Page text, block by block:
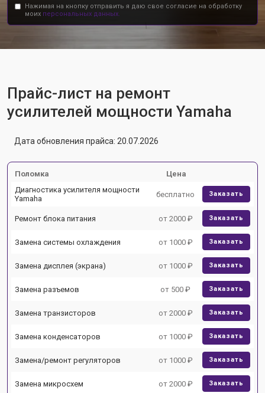
Нажимая на кнопку отправить я даю свое согласие на обработку
моих персональных данных.
Прайс-лист на ремонт
усилителей мощности Yamaha
Дата обновления прайса: 20.07.2026
Поломка
Цена
Диагностика усилителя мощности
Yamaha
бесплатно Заказать
Ремонт блока питания от 2000 ₽ Заказать
Замена системы охлаждения от 1000 ₽ Заказать
Замена дисплея (экрана) от 1000 ₽ Заказать
Замена разъемов от 500 ₽ Заказать
Замена транзисторов от 2000 ₽ Заказать
Замена конденсаторов от 1000 ₽ Заказать
Замена/ремонт регуляторов от 1000 ₽ Заказать
Замена микросхем от 2000 ₽ Заказать